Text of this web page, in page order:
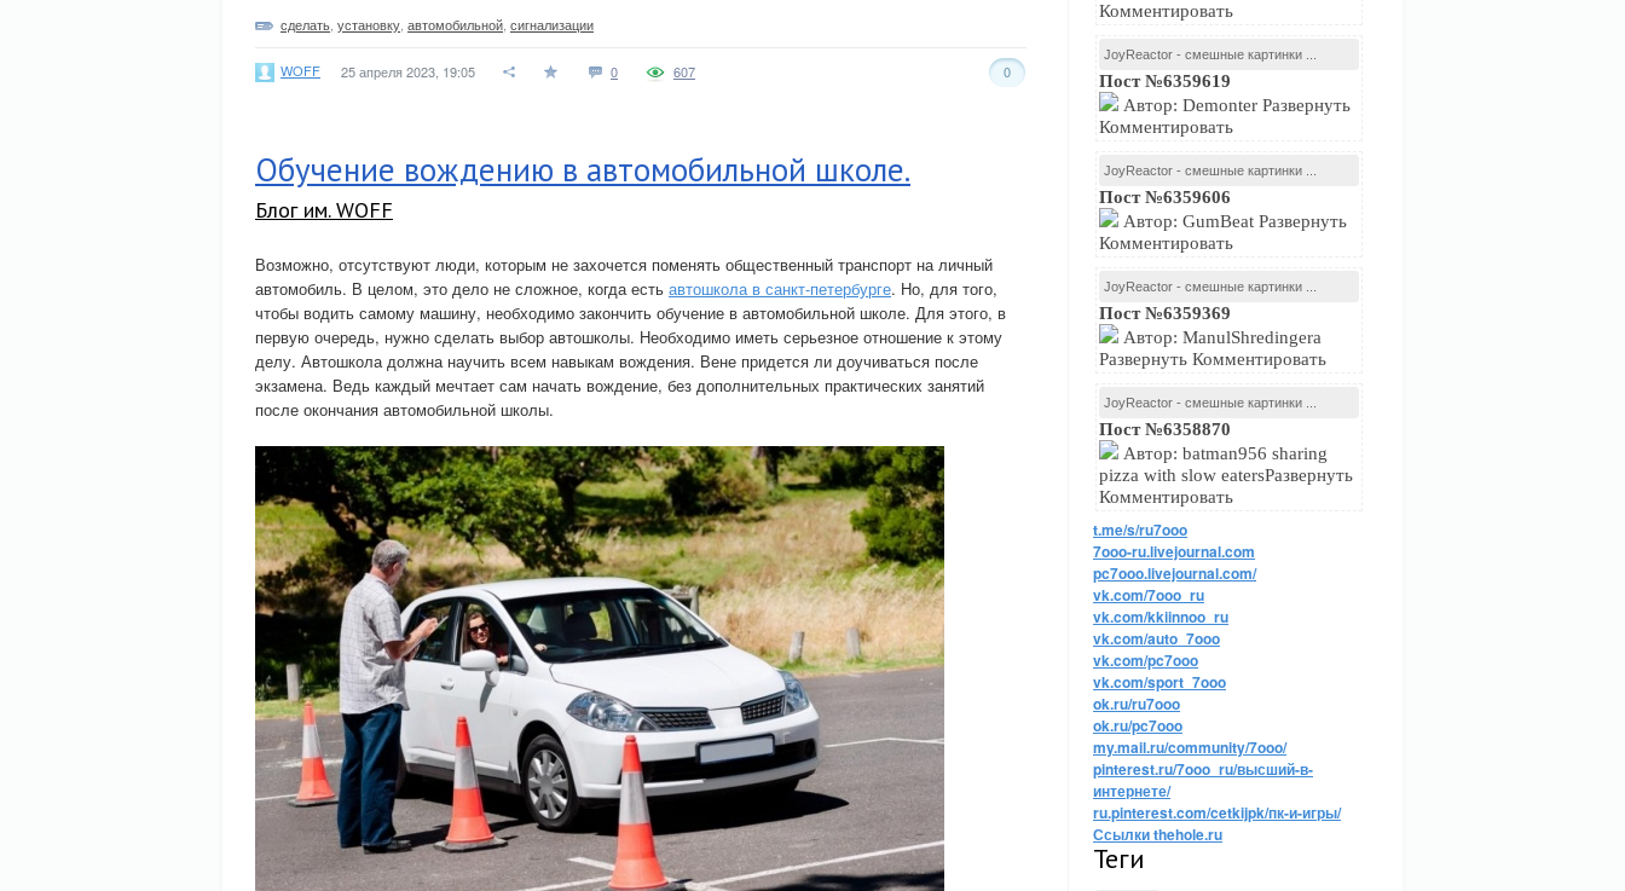
Комментировать
JoyReactor - смешные картинки ...
Пост №6359619
Автор: Demonter Развернуть
Комментировать
JoyReactor - смешные картинки ...
Пост №6359606
Автор: GumBeat Развернуть
Комментировать
JoyReactor - смешные картинки ...
Пост №6359369
Автор: ManulShredingera
Развернуть Комментировать
JoyReactor - смешные картинки ...
Пост №6358870
Автор: batman956 sharing
pizza with slow eatersРазвернуть
Комментировать
t.me/s/ru7ooo
7ooo-ru.livejournal.com
pc7ooo.livejournal.com/
vk.com/7ooo_ru
vk.com/kkiinnoo_ru
vk.com/auto_7ooo
vk.com/pc7ooo
vk.com/sport_7ooo
ok.ru/ru7ooo
ok.ru/pc7ooo
my.mail.ru/community/7ooo/
pinterest.ru/7ooo_ru/высший-в-
интернете/
ru.pinterest.com/cetkijpk/пк-и-игры/
Ссылки thehole.ru
Теги
сделать установку автомобильной сигнализации
WOFF 25 апреля 2023, 19:05 0 0
607
Обучение вождению в автомобильной школе.
Блог им. WOFF
Возможно, отсутствуют люди, которым не захочется поменять общественный транспорт на личный
автомобиль. В целом, это дело не сложное, когда есть автошкола в санкт-петербурге. Но, для того,
чтобы водить самому машину, необходимо закончить обучение в автомобильной школе. Для этого, в
первую очередь, нужно сделать выбор автошколы. Необходимо иметь серьезное отношение к этому
делу. Автошкола должна научить всем навыкам вождения. Вене придется ли доучиваться после
экзамена. Ведь каждый мечтает сам начать вождение, без дополнительных практических занятий
после окончания автомобильной школы.